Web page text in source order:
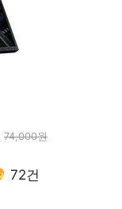
74,000원
72건